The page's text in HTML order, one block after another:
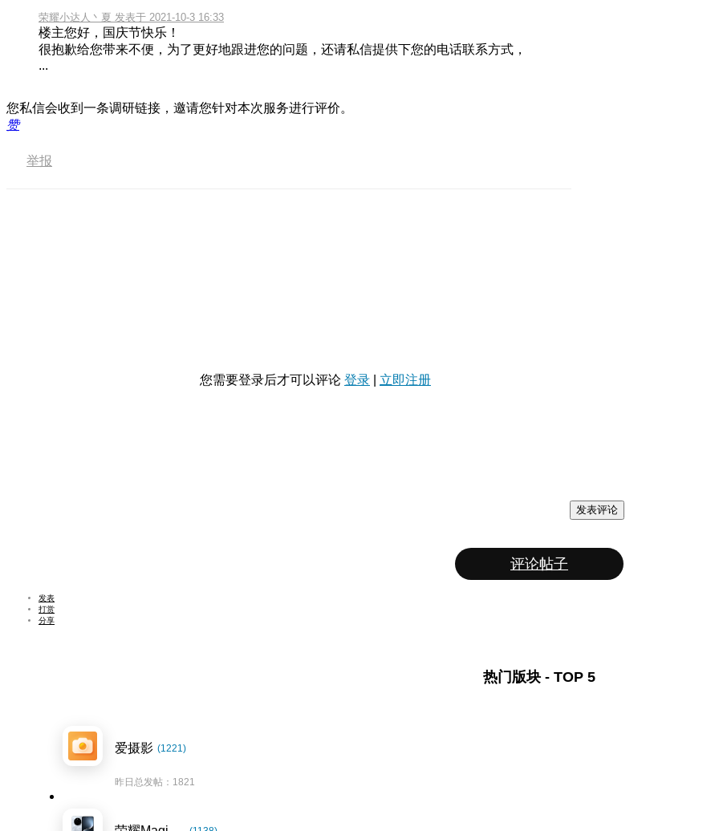
荣耀小达人丶夏 发表于 2021-10-3 16:33
楼主您好，国庆节快乐！
很抱歉给您带来不便，为了更好地跟进您的问题，还请私信提供下您的电话联系方式，
...
您私信会收到一条调研链接，邀请您针对本次服务进行评价。
赞
举报
您需要登录后才可以评论 登录 立即注册
发表评论
评论帖子
发表
打赏
分享
热门版块 - TOP 5
爱摄影 (1221)
昨日总发帖：1821